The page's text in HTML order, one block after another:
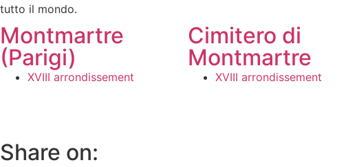
tutto il mondo.
Montmartre
(Parigi)
XVIII arrondissement
Cimitero di
Montmartre
XVIII arrondissement
Share on: